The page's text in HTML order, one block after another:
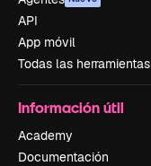
API
App móvil
Todas las herramientas
Información útil
Academy
Documentación